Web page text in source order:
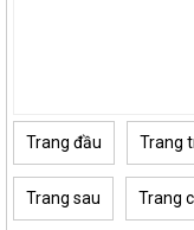
Trang đầu Trang
Trang sau Trang